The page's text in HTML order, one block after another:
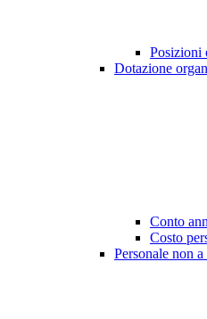
Posizioni
Dotazione
Conto
Costo
Personale non